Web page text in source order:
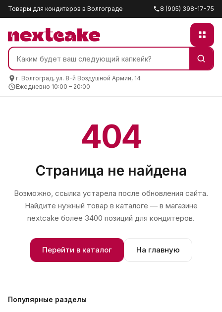
Товары для кондитеров в Волгограде 8 (905) 398-17-75
г. Волгоград, ул. 8-й Воздушной Армии, 14
Ежедневно 10:00 – 20:00
404
Страница не найдена
Возможно, ссылка устарела после обновления сайта.
Найдите нужный товар в каталоге — в магазине
nextcake более 3400 позиций для кондитеров.
Перейти в каталог На главную
Популярные разделы